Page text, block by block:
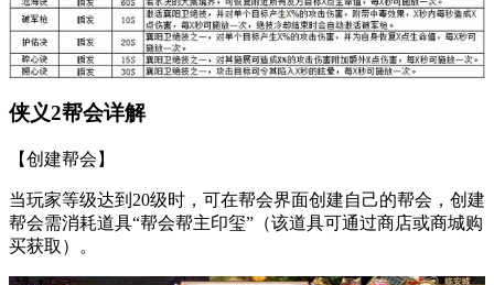
侠义2帮会详解
【创建帮会】
当玩家等级达到20级时，可在帮会界面创建自己的帮会，创建
帮会需消耗道具“帮会帮主印玺”（该道具可通过商店或商城购
买获取）。